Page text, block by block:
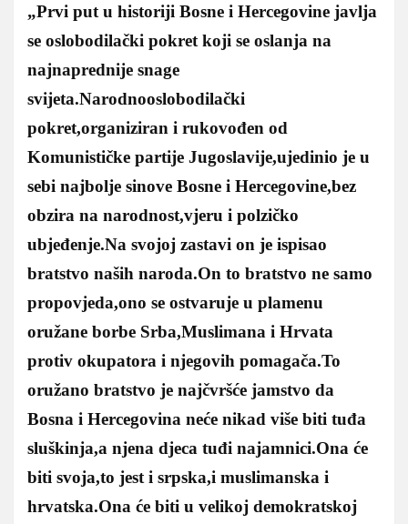
„Prvi put u historiji Bosne i Hercegovine javlja
se oslobodilački pokret koji se oslanja na
najnaprednije snage
svijeta.Narodnooslobodilački
pokret,organiziran i rukovođen od
Komunističke partije Jugoslavije,ujedinio je u
sebi najbolje sinove Bosne i Hercegovine,bez
obzira na narodnost,vjeru i polzičko
ubjeđenje.Na svojoj zastavi on je ispisao
bratstvo naših naroda.On to bratstvo ne samo
propovjeda,ono se ostvaruje u plamenu
oružane borbe Srba,Muslimana i Hrvata
protiv okupatora i njegovih pomagača.To
oružano bratstvo je najčvršće jamstvo da
Bosna i Hercegovina neće nikad više biti tuđa
sluškinja,a njena djeca tuđi najamnici.Ona će
biti svoja,to jest i srpska,i muslimanska i
hrvatska.Ona će biti u velikoj demokratskoj